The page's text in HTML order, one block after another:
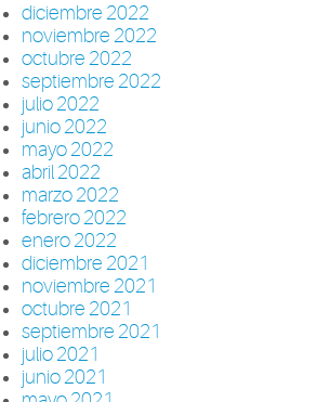
diciembre 2022
noviembre 2022
octubre 2022
septiembre 2022
julio 2022
junio 2022
mayo 2022
abril 2022
marzo 2022
febrero 2022
enero 2022
diciembre 2021
noviembre 2021
octubre 2021
septiembre 2021
julio 2021
junio 2021